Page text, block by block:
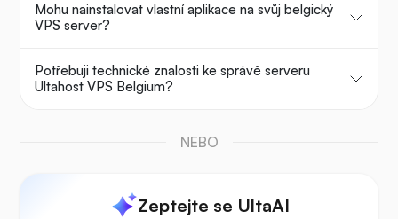
Mohu nainstalovat vlastní aplikace na svůj belgický
VPS server?
Potřebuji technické znalosti ke správě serveru
Ultahost VPS Belgium?
NEBO
Zeptejte se UltaAI